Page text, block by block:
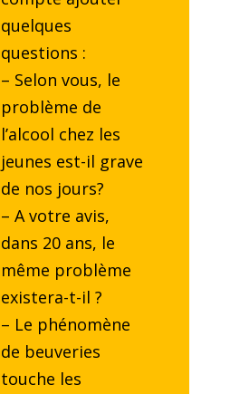
quelques
questions :
– Selon vous, le
problème de
l’alcool chez les
jeunes est-il grave
de nos jours?
– A votre avis,
dans 20 ans, le
même problème
existera-t-il ?
– Le phénomène
de beuveries
touche les